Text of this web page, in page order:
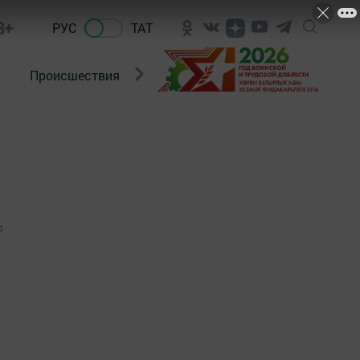
РУС ТАТ
Происшествия Новости Госавтоинспекции
0